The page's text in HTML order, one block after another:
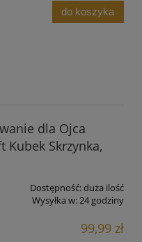
do koszyka
dla Ojca
Kubek Skrzynka,
Dostępność:duża ilość
Wysyłka w:24 godziny
99,99 zł